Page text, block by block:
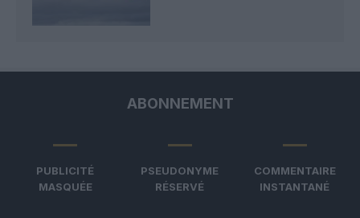
ABONNEMENT
PUBLICITÉ
MASQUÉE
PSEUDONYME
RÉSERVÉ
COMMENTAIRE
INSTANTANÉ